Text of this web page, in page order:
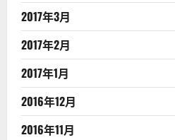
2017年3月
2017年2月
2017年1月
2016年12月
2016年11月